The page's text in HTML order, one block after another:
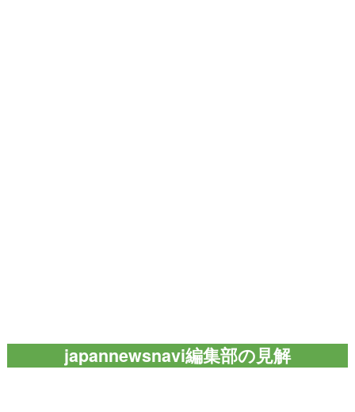
japannewsnavi編集部の見解